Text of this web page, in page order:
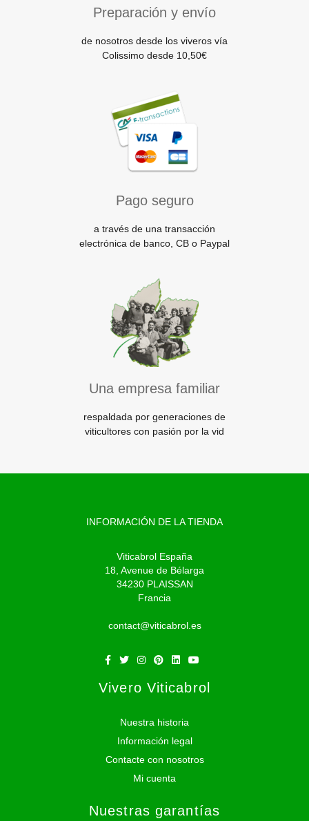
Preparación y envío
de nosotros desde los viveros vía
Colissimo desde 10,50€
Pago seguro
a través de una transacción
electrónica de banco, CB o Paypal
Una empresa familiar
respaldada por generaciones de
viticultores con pasión por la vid
INFORMACIÓN DE LA TIENDA
Viticabrol España
18, Avenue de Bélarga
34230 PLAISSAN
Francia
contact@viticabrol.es
Vivero Viticabrol
Nuestra historia
Información legal
Contacte con nosotros
Mi cuenta
Nuestras garantías